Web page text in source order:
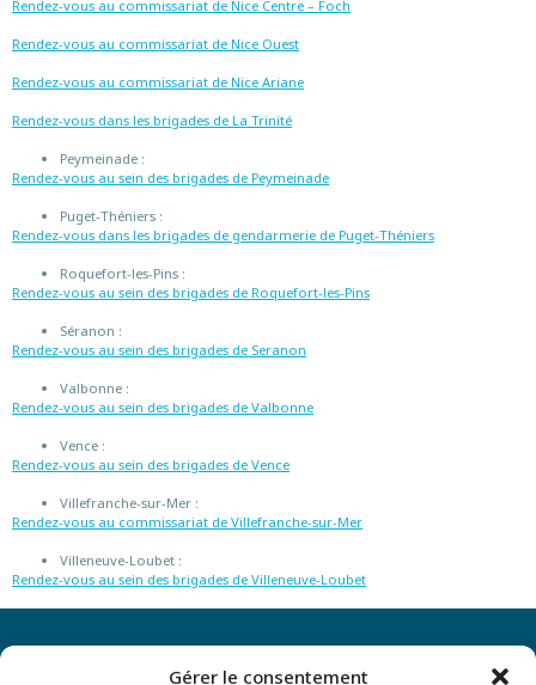
Gérer le consentement
Rendez-vous au commissariat de Nice Centre – Foch
Rendez-vous au commissariat de Nice Ouest
Rendez-vous au commissariat de Nice Ariane
Rendez-vous dans les brigades de La Trinité
Peymeinade :
Rendez-vous au sein des brigades de Peymeinade
Puget-Théniers :
Rendez-vous dans les brigades de gendarmerie de Puget-Théniers
Roquefort-les-Pins :
Rendez-vous au sein des brigades de Roquefort-les-Pins
Séranon :
Rendez-vous au sein des brigades de Seranon
Valbonne :
Rendez-vous au sein des brigades de Valbonne
Vence :
Rendez-vous au sein des brigades de Vence
Villefranche-sur-Mer :
Rendez-vous au commissariat de Villefranche-sur-Mer
Villeneuve-Loubet :
Rendez-vous au sein des brigades de Villeneuve-Loubet